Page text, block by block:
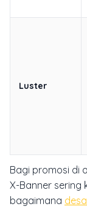
Luster
Bagi promosi di
X-Banner sering
bagaimana